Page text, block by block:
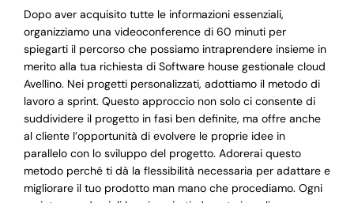
Dopo aver acquisito tutte le informazioni essenziali,
organizziamo una videoconference di 60 minuti per
spiegarti il percorso che possiamo intraprendere insieme in
merito alla tua richiesta di Software house gestionale cloud
Avellino. Nei progetti personalizzati, adottiamo il metodo di
lavoro a sprint. Questo approccio non solo ci consente di
suddividere il progetto in fasi ben definite, ma offre anche
al cliente l’opportunità di evolvere le proprie idee in
parallelo con lo sviluppo del progetto. Adorerai questo
metodo perché ti dà la flessibilità necessaria per adattare e
migliorare il tuo prodotto man mano che procediamo. Ogni